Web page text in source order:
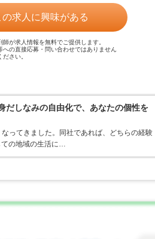
の求人に興味がある
師が求人情報を無料でご提供します。
への直接応募・問い合わせではありません
さい。
だしなみの自由化で、あなたの個性を
ってきました。同社であれば、どちらの経験
ての地域の生活に…